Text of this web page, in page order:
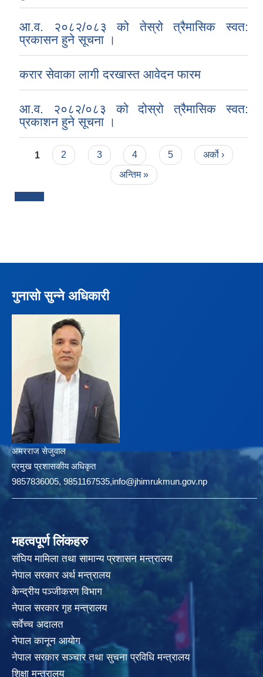
आ.व. २०८२/०८३ को तेस्रो त्रैमासिक स्वत:
प्रकासन हुने सूचना ।
करार सेवाका लागी दरखास्त आवेदन फारम
आ.व. २०८२/०८३ को दोस्रो त्रैमासिक स्वत:
प्रकाशन हुने सूचना ।
Pages
1 2 3 4 5
अर्को ›
अन्तिम »
गुनासो सुन्ने अधिकारी
अमरराज सेजुवाल
प्रमुख प्रशासकीय अधिकृत
9857836005, 9851167535,info@jhimrukmun.gov.np
महत्वपूर्ण लिंकहरु
संघिय मामिला तथा सामान्य प्रशासन मन्त्रालय
नेपाल सरकार अर्थ मन्त्रालय
केन्द्रीय पञ्जीकरण विभाग
नेपाल सरकार गृह मन्त्रालय
सर्वेच्च अदालत
नेपाल कानून आयोग
नेपाल सरकार सञ्चार तथा सुचना प्रविधि मन्त्रालय
शिक्षा मन्त्रालय